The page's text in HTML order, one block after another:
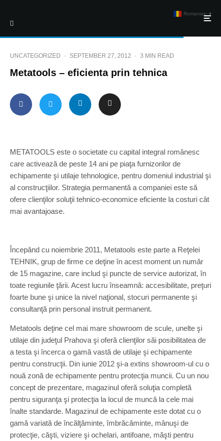
UNCATEGORIZED · SEPTEMBER 27, 2012 · 3 MIN READ
Metatools – eficienta prin tehnica
METATOOLS este o societate cu capital integral românesc
care activează de peste 14 ani pe piaţa furnizorilor de
echipamente şi utilaje tehnologice, pentru domeniul industrial şi
al construcţiilor. Strategia permanentă a companiei este să
ofere clienţilor soluţii tehnico-economice eficiente la costuri cât
mai avantajoase.
Începând cu noiembrie 2011, Metatools este parte a Reţelei
TEHNIK, grup de firme ce deţine în acest moment un număr
de 15 magazine, care includ şi puncte de service autorizat, în
toate regiunile ţării. Acest lucru înseamnă: accesibilitate, preţuri
foarte bune şi unice la nivel naţional, stocuri permanente şi
consultanţă prin personal instruit permanent.
Metatools deţine cel mai mare showroom de scule, unelte şi
utilaje din judeţul Prahova şi oferă clienţilor săi posibilitatea de
a testa şi încerca o gamă vastă de utilaje şi echipamente
pentru construcţii. Din iunie 2012 şi-a extins showroom-ul cu o
nouă zonă de echipamente pentru protecţia muncii. Cu un nou
concept de prezentare, magazinul oferă soluţia completă
pentru siguranţa şi protecţia la locul de muncă la cele mai
înalte standarde. Magazinul de echipamente este dotat cu o
gamă variată de încălţăminte, îmbrăcăminte, mânuşi de
protecţie, căşti, viziere şi ochelari, antifoane, măşti pentru
Romanian ▼